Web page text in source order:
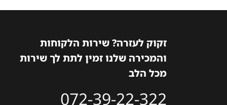
זקוק לעזרה? שירות הלקוחות
והמכירה שלנו זמין לתת לך שירות
מכל הלב
072-39-22-322